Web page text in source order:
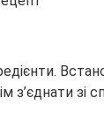
з’єднати зі